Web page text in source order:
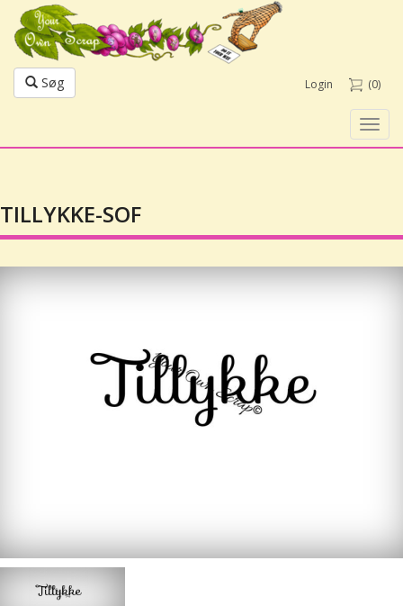
Søg Login (0)
TILLYKKE-SOF